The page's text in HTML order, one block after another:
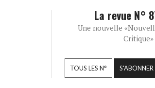
La revue N°
Une nouvelle
Critique»
TOUS LES N° S'ABONNER